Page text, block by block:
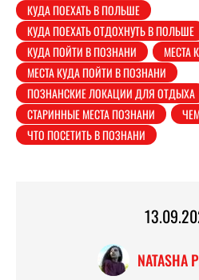
КУДА ПОЕХАТЬ В ПОЛЬШЕ
КУДА ПОЕХАТЬ ОТДОХНУТЬ В ПОЛЬШЕ
КУДА ПОЙТИ В ПОЗНАНИ
МЕСТА
МЕСТА КУДА ПОЙТИ В ПОЗНАНИ
ПОЗНАНСКИЕ ЛОКАЦИИ ДЛЯ ОТДЫХА
СТАРИННЫЕ МЕСТА ПОЗНАНИ
ЧТО ПОСЕТИТЬ В ПОЗНАНИ
NATASHA